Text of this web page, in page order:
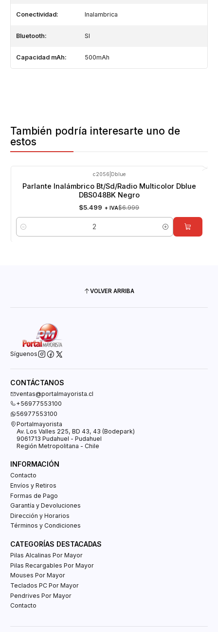
Conectividad: Inalambrica
Bluetooth: SI
Capacidad mAh: 500mAh
También podría interesarte uno de
estos
c2056 Dblue
Parlante Inalámbrico Bt/Sd/Radio Multicolor Dblue
DBS048BK Negro
$5.499 + IVA$6.999
Cantidad
VOLVER ARRIBA
Síguenos
CONTÁCTANOS
ventas@portalmayorista.cl
+56977553100
56977553100
Portalmayorista
Av. Los Valles 225, BD 43, 43 (Bodepark)
9061713 Pudahuel - Pudahuel
Región Metropolitana - Chile
INFORMACIÓN
Contacto
Envíos y Retiros
Formas de Pago
Garantía y Devoluciones
Dirección y Horarios
Términos y Condiciones
CATEGORÍAS DESTACADAS
Pilas Alcalinas Por Mayor
Pilas Recargables Por Mayor
Mouses Por Mayor
Teclados PC Por Mayor
Pendrives Por Mayor
Contacto